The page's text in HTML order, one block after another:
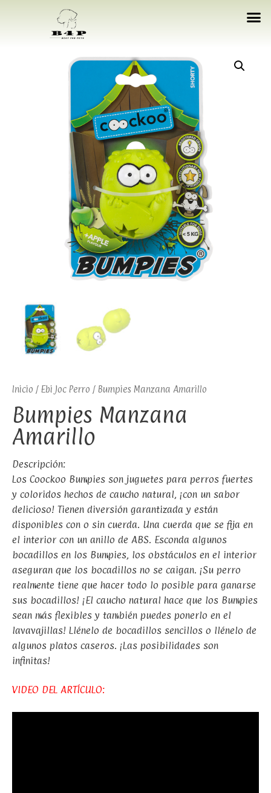
Inicio / Ebi Joc Perro / Bumpies Manzana Amarillo
Bumpies Manzana
Amarillo
Descripción:
Los Coockoo Bumpies son juguetes para perros fuertes
y coloridos hechos de caucho natural, ¡con un sabor
delicioso! Tienen diversión garantizada y están
disponibles con o sin cuerda. Una cuerda que se fija en
el interior con un anillo de ABS. Esconda algunos
bocadillos en los Bumpies, los obstáculos en el interior
aseguran que los bocadillos no se caigan. ¡Su perro
realmente tiene que hacer todo lo posible para ganarse
sus bocadillos! ¡El caucho natural hace que los Bumpies
sean más flexibles y también puedes ponerlo en el
lavavajillas! Llénelo de bocadillos sencillos o llénelo de
algunos platos caseros. ¡Las posibilidades son
infinitas!
VIDEO DEL ARTÍCULO: